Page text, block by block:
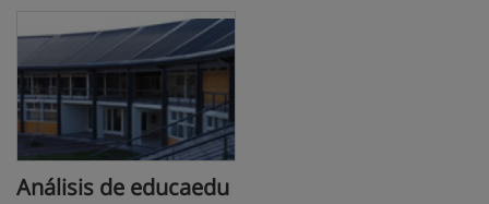
Análisis de educaedu